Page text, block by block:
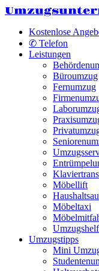
Kostenlose
✆ Telefon
Leistungen
Büroumzug
Fernumzug
Möbellift
Möbeltaxi
Umzugstipps
Mini